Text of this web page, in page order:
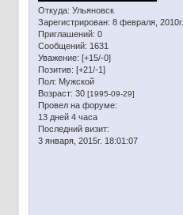
Откуда: Ульяновск
Зарегистрирован: 8 февраля, 2010г.
Приглашений: 0
Сообщений: 1631
Уважение: [+15/-0]
Позитив: [+21/-1]
Пол: Мужской
Возраст: 30 [1995-09-29]
Провел на форуме:
13 дней 4 часа
Последний визит:
3 января, 2015г. 18:01:07